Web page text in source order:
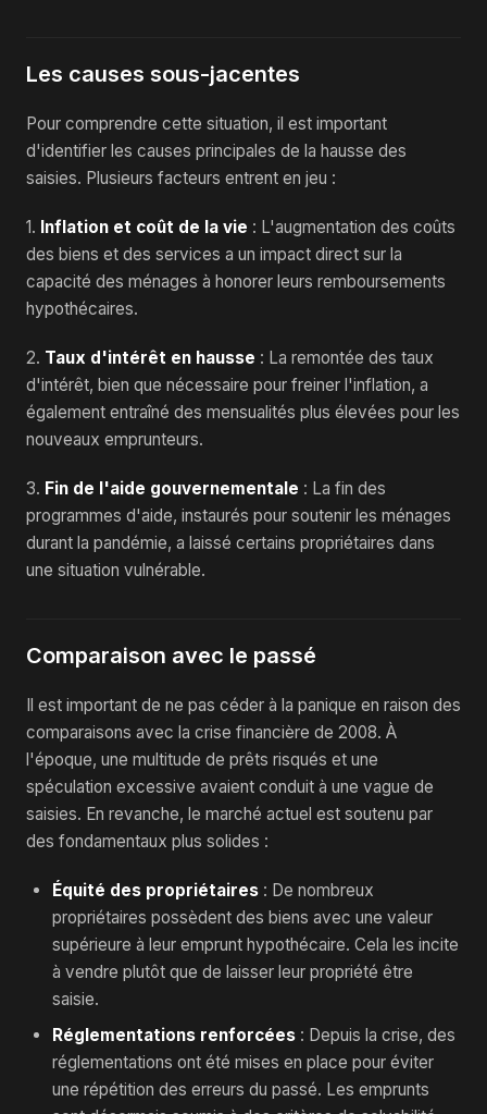
Les causes sous-jacentes
Pour comprendre cette situation, il est important
d'identifier les causes principales de la hausse des
saisies. Plusieurs facteurs entrent en jeu :
1. Inflation et coût de la vie : L'augmentation des coûts
des biens et des services a un impact direct sur la
capacité des ménages à honorer leurs remboursements
hypothécaires.
2. Taux d'intérêt en hausse : La remontée des taux
d'intérêt, bien que nécessaire pour freiner l'inflation, a
également entraîné des mensualités plus élevées pour les
nouveaux emprunteurs.
3. Fin de l'aide gouvernementale : La fin des
programmes d'aide, instaurés pour soutenir les ménages
durant la pandémie, a laissé certains propriétaires dans
une situation vulnérable.
Comparaison avec le passé
Il est important de ne pas céder à la panique en raison des
comparaisons avec la crise financière de 2008. À
l'époque, une multitude de prêts risqués et une
spéculation excessive avaient conduit à une vague de
saisies. En revanche, le marché actuel est soutenu par
des fondamentaux plus solides :
Équité des propriétaires : De nombreux
propriétaires possèdent des biens avec une valeur
supérieure à leur emprunt hypothécaire. Cela les incite
à vendre plutôt que de laisser leur propriété être
saisie.
Réglementations renforcées : Depuis la crise, des
réglementations ont été mises en place pour éviter
une répétition des erreurs du passé. Les emprunts